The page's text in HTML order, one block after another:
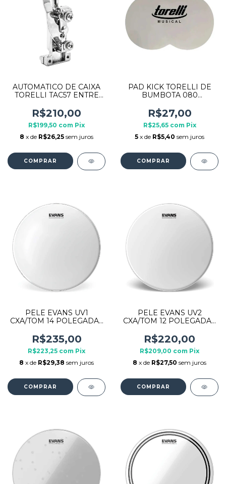
AUTOMATICO DE CAIXA
TORELLI TAC57 ENTRE
R$210,00
R$199,50 com Pix
8 x de R$26,25 sem juros
PAD KICK TORELLI DE
BUMBOTA 080
DUPLO
R$27,00
R$25,65 com Pix
5 x de R$5,40 sem juros
PELE EVANS UV1
CXA/TOM 14 POLEGADAS
R$235,00
R$223,25 com Pix
8 x de R$29,38 sem juros
PELE EVANS UV2
CXA/TOM 12 POLEGADAS
R$220,00
R$209,00 com Pix
8 x de R$27,50 sem juros